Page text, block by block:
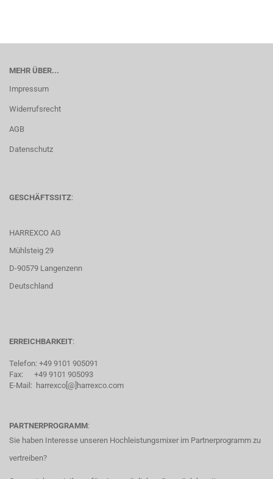
MEHR ÜBER...
Impressum
Widerrufsrecht
AGB
Datenschutz
GESCHÄFTSSITZ:
HARREXCO AG
Mühlsteig 29
D-90579 Langenzenn
Deutschland
ERREICHBARKEIT:
Telefon: +49 9101 905091
Fax: +49 9101 905093
E-Mail: harrexco[@]harrexco.com
PARTNERPROGRAMM:
Sie haben Interesse unseren Hochleistungsmixer im Partnerprogramm zu
vertreiben?